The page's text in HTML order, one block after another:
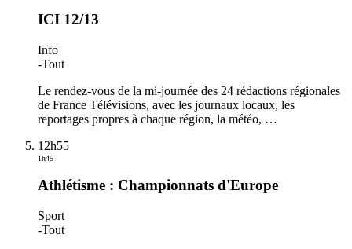
ICI 12/13
Info
-Tout
Le rendez-vous de la mi-journée des 24 rédactions régionales
de France Télévisions, avec les journaux locaux, les
reportages propres à chaque région, la météo, …
12h55
1h45
Athlétisme : Championnats d'Europe
Sport
-Tout